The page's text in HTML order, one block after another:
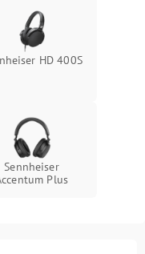
HD 400S
Sennheiser
Plus